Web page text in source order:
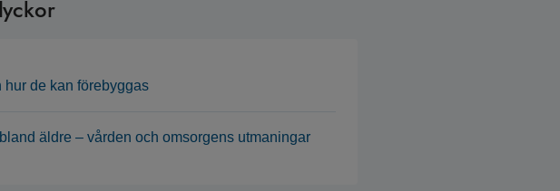
hur de kan förebyggas
äldre – vården och omsorgens utmaningar